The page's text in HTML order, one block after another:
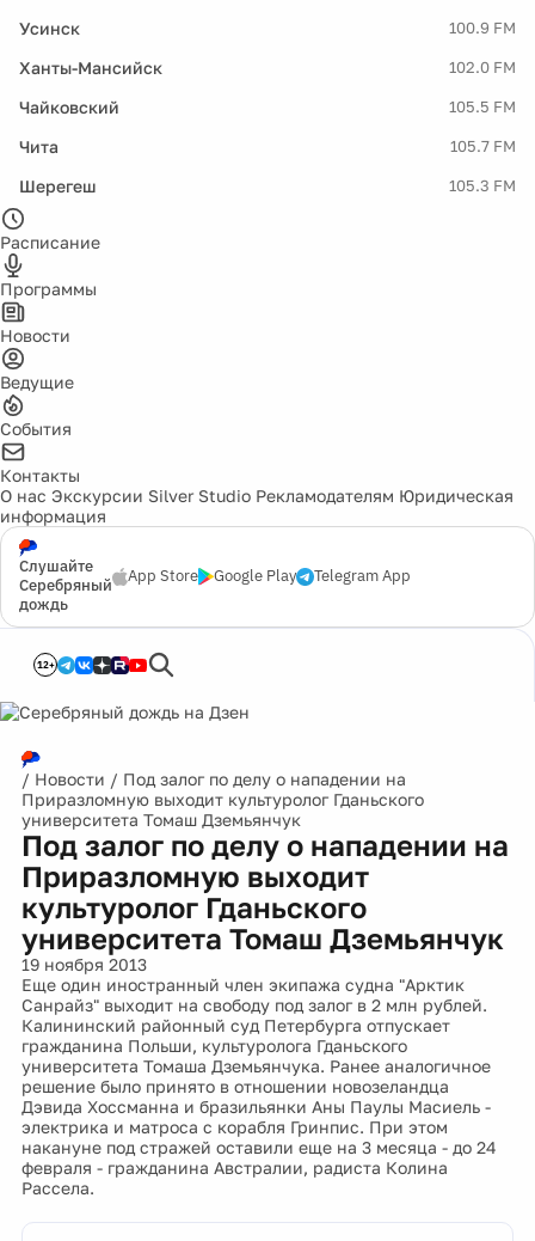
Усинск 100.9 FM
Ханты-Мансийск 102.0 FM
Чайковский 105.5 FM
Чита 105.7 FM
Шерегеш 105.3 FM
Расписание
Программы
Новости
Ведущие
События
Контакты
О нас Экскурсии Silver Studio Рекламодателям Юридическая
информация
Слушайте
Серебряный
дождь
App Store Google Play Telegram App
12+
/ Новости / Под залог по делу о нападении на
Приразломную выходит культуролог Гданьского
университета Томаш Дземьянчук
Под залог по делу о нападении на
Приразломную выходит
культуролог Гданьского
университета Томаш Дземьянчук
19 ноября 2013
Еще один иностранный член экипажа судна "Арктик
Санрайз" выходит на свободу под залог в 2 млн рублей.
Калининский районный суд Петербурга отпускает
гражданина Польши, культуролога Гданьского
университета Томаша Дземьянчука. Ранее аналогичное
решение было принято в отношении новозеландца
Дэвида Хоссманна и бразильянки Аны Паулы Масиель -
электрика и матроса с корабля Гринпис. При этом
накануне под стражей оставили еще на 3 месяца - до 24
февраля - гражданина Австралии, радиста Колина
Рассела.